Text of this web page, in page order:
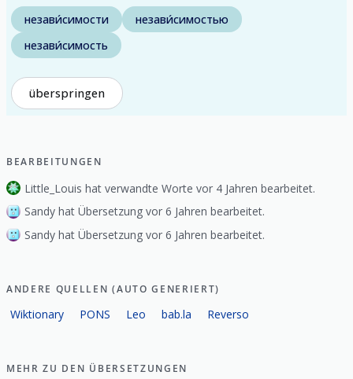
незави́симости
незави́симостью
незави́симость
überspringen
BEARBEITUNGEN
Little_Louis hat verwandte Worte vor 4 Jahren bearbeitet.
Sandy hat Übersetzung vor 6 Jahren bearbeitet.
Sandy hat Übersetzung vor 6 Jahren bearbeitet.
ANDERE QUELLEN (AUTO GENERIERT)
Wiktionary PONS Leo bab.la Reverso
MEHR ZU DEN ÜBERSETZUNGEN